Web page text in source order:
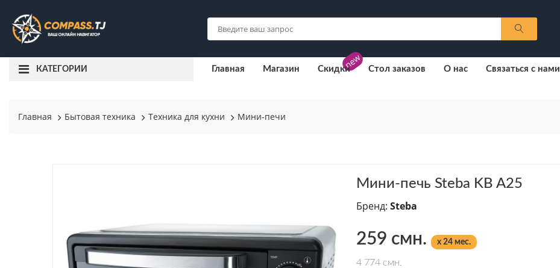
КАТЕГОРИИ Главная Магазин new
Скидки Стол заказов О нас Связаться с нами
Главная Бытовая техника Техника для кухни Мини-печи
Мини-печь Steba KB A25
Бренд: Steba
259 смн. x 24 мес.
4 774 смн.